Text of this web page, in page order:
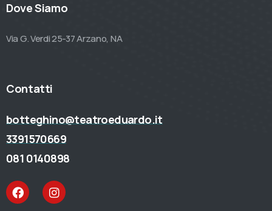
Dove Siamo
Via G. Verdi 25-37 Arzano, NA
Contatti
botteghino@teatroeduardo.it
3391570669
081 0140898